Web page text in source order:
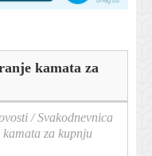
kamata za
/Svakodnevnica
za kupnju